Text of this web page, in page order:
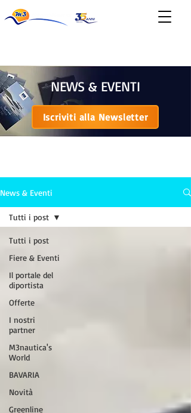
NEWS & EVENTI
Iscriviti alla Newsletter
News & Eventi
Tutti i post
Fiere & Eventi
Il portale del
diportista
Offerte
I nostri
partner
M3nautica's
World
BAVARIA
Novità
Greenline
Tutti i post